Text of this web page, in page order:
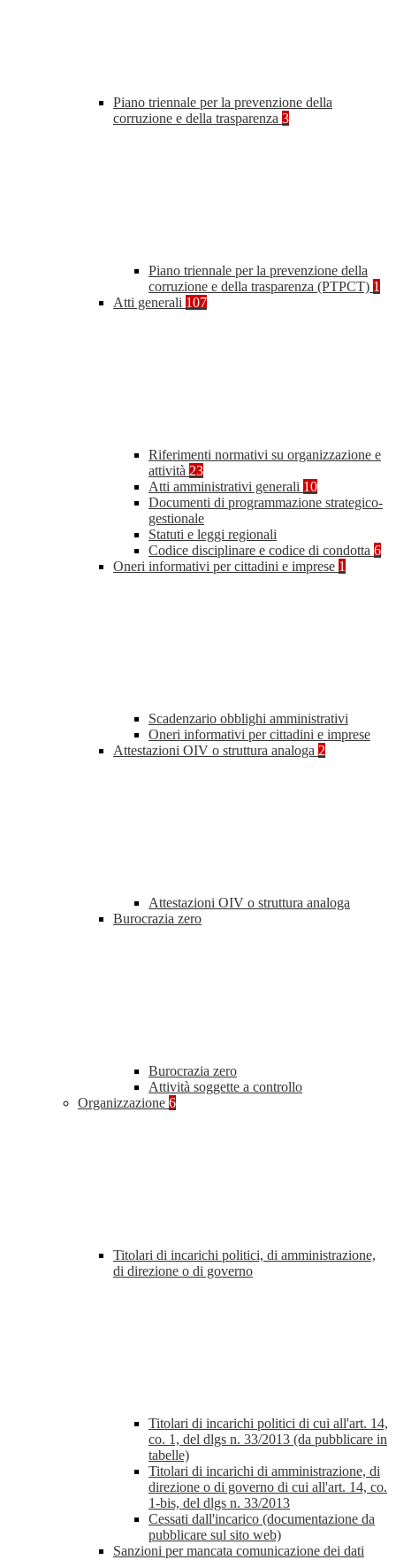
Piano triennale per la prevenzione della
corruzione e della trasparenza 3
Piano triennale per la prevenzione della
corruzione e della trasparenza (PTPCT) 1
Atti generali 107
Riferimenti normativi su organizzazione e
attività 23
Atti amministrativi generali 10
Documenti di programmazione strategico-
gestionale
Statuti e leggi regionali
Codice disciplinare e codice di condotta 6
Oneri informativi per cittadini e imprese 1
Scadenzario obblighi amministrativi
Oneri informativi per cittadini e imprese
Attestazioni OIV o struttura analoga 2
Attestazioni OIV o struttura analoga
Burocrazia zero
Burocrazia zero
Attività soggette a controllo
Organizzazione 6
Titolari di incarichi politici, di amministrazione,
di direzione o di governo
Titolari di incarichi politici di cui all'art. 14,
co. 1, del dlgs n. 33/2013 (da pubblicare in
tabelle)
Titolari di incarichi di amministrazione, di
direzione o di governo di cui all'art. 14, co.
1-bis, del dlgs n. 33/2013
Cessati dall'incarico (documentazione da
pubblicare sul sito web)
Sanzioni per mancata comunicazione dei dati